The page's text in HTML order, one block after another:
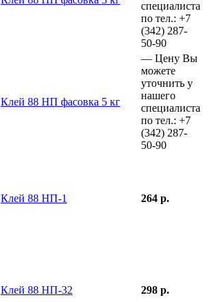
специалиста
по тел.: +7
(342) 287-
50-90
Клей 88 НП фасовка 5 кг
— Цену Вы
можете
уточнить у
нашего
специалиста
по тел.: +7
(342) 287-
50-90
Клей 88 НП-1 264 р.
Клей 88 НП-32 298 р.